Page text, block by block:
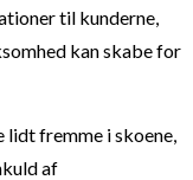
til kunderne,
kan skabe for
fremme i skoene,
af